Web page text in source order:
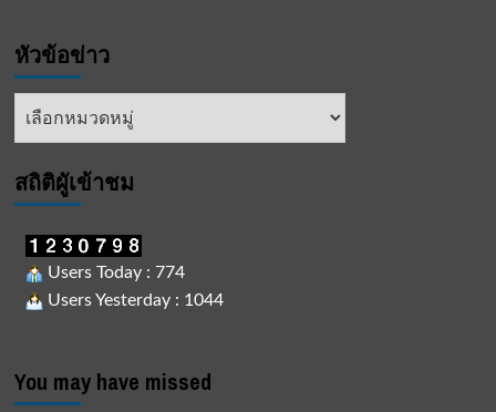
หัวข้อข่าว
หัวข้อ
สถิติผูัเข้าชม
Users Today : 774
Users Yesterday : 1044
You may have missed